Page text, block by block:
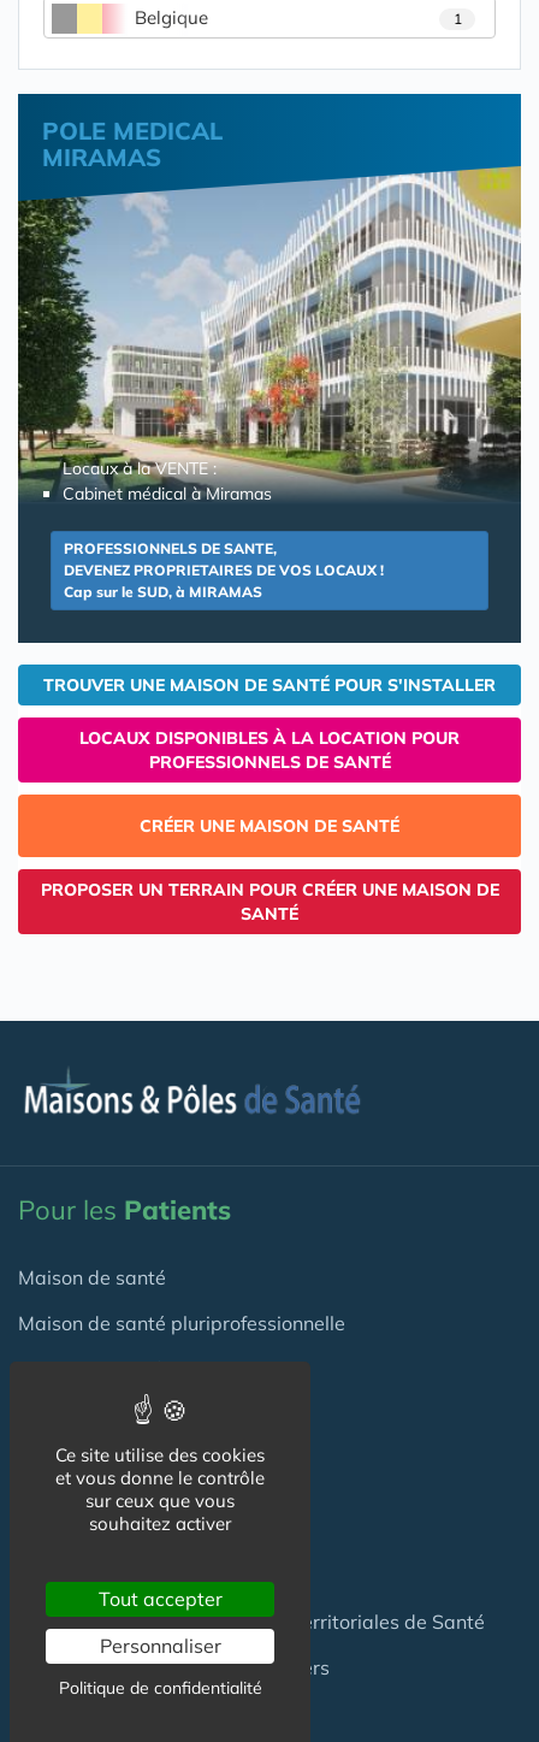
Belgique 1
POLE MEDICAL
MIRAMAS
Locaux à la VENTE :
Cabinet médical à Miramas
PROFESSIONNELS DE SANTE,
DEVENEZ PROPRIETAIRES DE VOS LOCAUX !
Cap sur le SUD, à MIRAMAS
TROUVER UNE MAISON DE SANTÉ POUR S'INSTALLER
LOCAUX DISPONIBLES À LA LOCATION POUR
PROFESSIONNELS DE SANTÉ
CRÉER UNE MAISON DE SANTÉ
PROPOSER UN TERRAIN POUR CRÉER UNE MAISON DE
SANTÉ
Pour les Patients
Maison de santé
Maison de santé pluriprofessionnelle
Centre de Santé
Pôle de Santé
Maison sport-santé
Maison de naissance
Communauté Professionnelles Territoriales de Santé
Hotel Patient & Hôtels Hospitaliers
Ce site utilise des cookies
et vous donne le contrôle
sur ceux que vous
souhaitez activer
Tout accepter
Personnaliser
Politique de confidentialité